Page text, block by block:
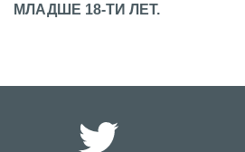
МЛАДШЕ 18-ТИ ЛЕТ.